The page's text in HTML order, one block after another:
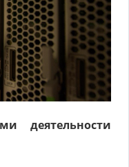
деятельности